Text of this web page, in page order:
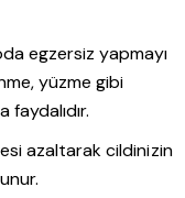
egzersiz yapmayı
yüzme gibi
azaltarak cildinizin